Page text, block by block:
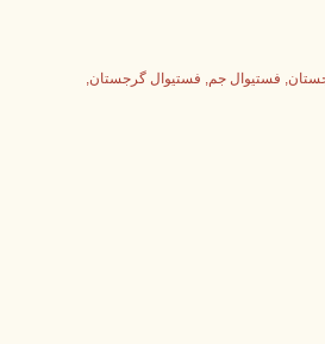
فستیوال جم فستیوال گرجستان